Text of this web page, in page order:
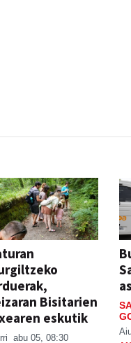
Bisitarien
eskutik
abu 05, 08:30